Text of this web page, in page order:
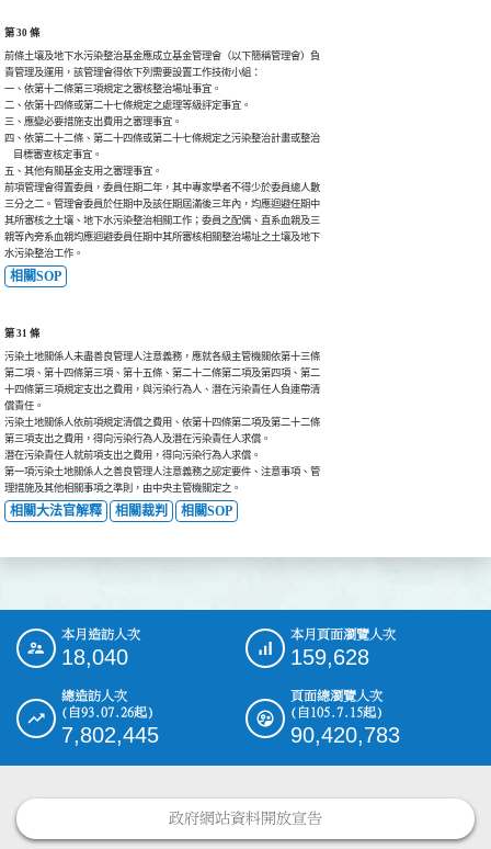
第 30 條
前條土壤及地下水污染整治基金應成立基金管理會（以下簡稱管理會）負
責管理及運用，該管理會得依下列需要設置工作技術小組：
一、依第十二條第三項規定之審核整治場址事宜。
二、依第十四條或第二十七條規定之處理等級評定事宜。
三、應變必要措施支出費用之審理事宜。
四、依第二十二條、第二十四條或第二十七條規定之污染整治計畫或整治
    目標審查核定事宜。
五、其他有關基金支用之審理事宜。
前項管理會得置委員，委員任期二年，其中專家學者不得少於委員總人數
三分之二。管理會委員於任期中及該任期屆滿後三年內，均應迴避任期中
其所審核之土壤、地下水污染整治相關工作；委員之配偶、直系血親及三
親等內旁系血親均應迴避委員任期中其所審核相關整治場址之土壤及地下
水污染整治工作。
相關SOP
第 31 條
污染土地關係人未盡善良管理人注意義務，應就各級主管機關依第十三條
第二項、第十四條第三項、第十五條、第二十二條第二項及第四項、第二
十四條第三項規定支出之費用，與污染行為人、潛在污染責任人負連帶清
償責任。
污染土地關係人依前項規定清償之費用、依第十四條第二項及第二十二條
第三項支出之費用，得向污染行為人及潛在污染責任人求償。
潛在污染責任人就前項支出之費用，得向污染行為人求償。
第一項污染土地關係人之善良管理人注意義務之認定要件、注意事項、管
理措施及其他相關事項之準則，由中央主管機關定之。
相關大法官解釋 相關裁判 相關SOP
::: 本月造訪人次
18,040
本月頁面瀏覽人次
159,628
總造訪人次
(自93.07.26起)
7,802,445
頁面總瀏覽人次
(自105.7.15起)
90,420,783
政府網站資料開放宣告